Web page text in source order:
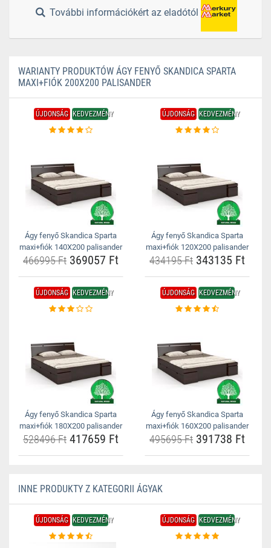
További információkért az eladótól
WARIANTY PRODUKTÓW ÁGY FENYŐ SKANDICA SPARTA
MAXI+FIÓK 200X200 PALISANDER
ÚJDONSÁG KEDVEZMÉNY
Ágy fenyő Skandica Sparta
maxi+fiók 140X200 palisander
466995 Ft 369057 Ft
ÚJDONSÁG KEDVEZMÉNY
Ágy fenyő Skandica Sparta
maxi+fiók 120X200 palisander
434195 Ft 343135 Ft
ÚJDONSÁG KEDVEZMÉNY
Ágy fenyő Skandica Sparta
maxi+fiók 180X200 palisander
528496 Ft 417659 Ft
ÚJDONSÁG KEDVEZMÉNY
Ágy fenyő Skandica Sparta
maxi+fiók 160X200 palisander
495695 Ft 391738 Ft
INNE PRODUKTY Z KATEGORII ÁGYAK
ÚJDONSÁG KEDVEZMÉNY ÚJDONSÁG KEDVEZMÉNY